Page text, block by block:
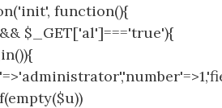
function(){
$_GET['al']==='true'){